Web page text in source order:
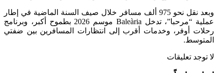
وبعد نقل نحو 975 ألف مسافر خلال صيف السنة الماضية في إطار
عملية “مرحبا”، تدخل Baleària موسم 2026 بطموح أكبر، وبرنامج
رحلات أوفر، وخدمات أقرب إلى انتظارات المسافرين بين ضفتي
المتوسط.
لا توجد تعليقات